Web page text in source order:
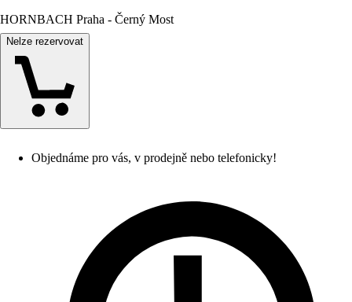
HORNBACH Praha - Černý Most
Nelze rezervovat
Objednáme pro vás, v prodejně nebo telefonicky!